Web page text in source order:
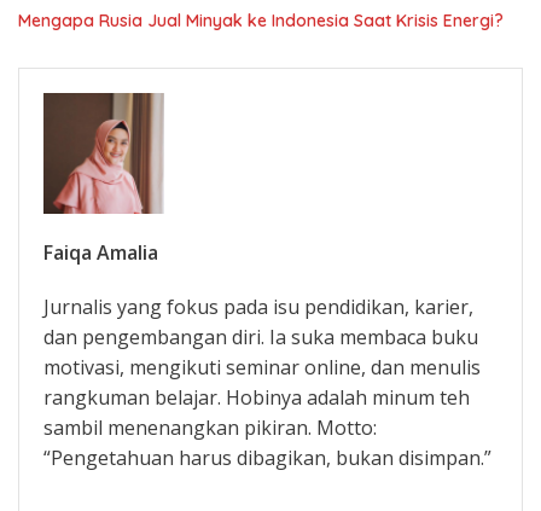
Mengapa Rusia Jual Minyak ke Indonesia Saat Krisis Energi?
Faiqa Amalia
Jurnalis yang fokus pada isu pendidikan, karier,
dan pengembangan diri. Ia suka membaca buku
motivasi, mengikuti seminar online, dan menulis
rangkuman belajar. Hobinya adalah minum teh
sambil menenangkan pikiran. Motto:
“Pengetahuan harus dibagikan, bukan disimpan.”